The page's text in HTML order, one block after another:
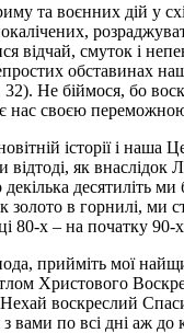
та воєнних дій у
відчай, смуток і
обставинах
Не біймося, бо
своєю
історії і
як
десятиліть
в горнилі, ми
х – на початку 90-
прийміть мої
Христового
воскреслий
по всі дні аж